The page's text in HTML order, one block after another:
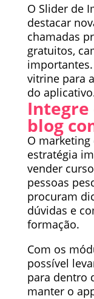
O Slider de
destacar
chamadas
gratuitos,
vitrine para
do
Integre
blog
O
estratégia
vender
pessoas
procuram
dúvidas e
formação.
Com os
possível
para dentro
manter o